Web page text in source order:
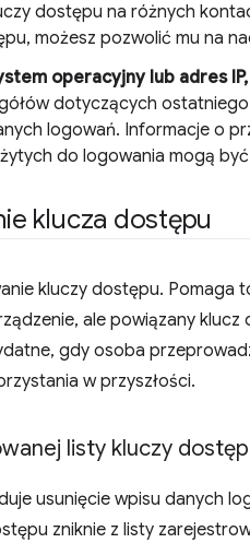
dostępu na różnych
możesz pozwolić mu na
operacyjny lub adres
dotyczących
logowań. Informacje o
do logowania mogą
klucza dostępu
kluczy dostępu. Pomaga
ale powiązany
gdy osoba
w przyszłości.
listy kluczy
usunięcie wpisu danych
zniknie z listy